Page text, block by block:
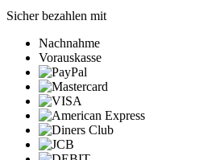
Sicher bezahlen mit
Nachnahme
Vorauskasse